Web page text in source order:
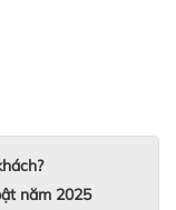
năm 2025